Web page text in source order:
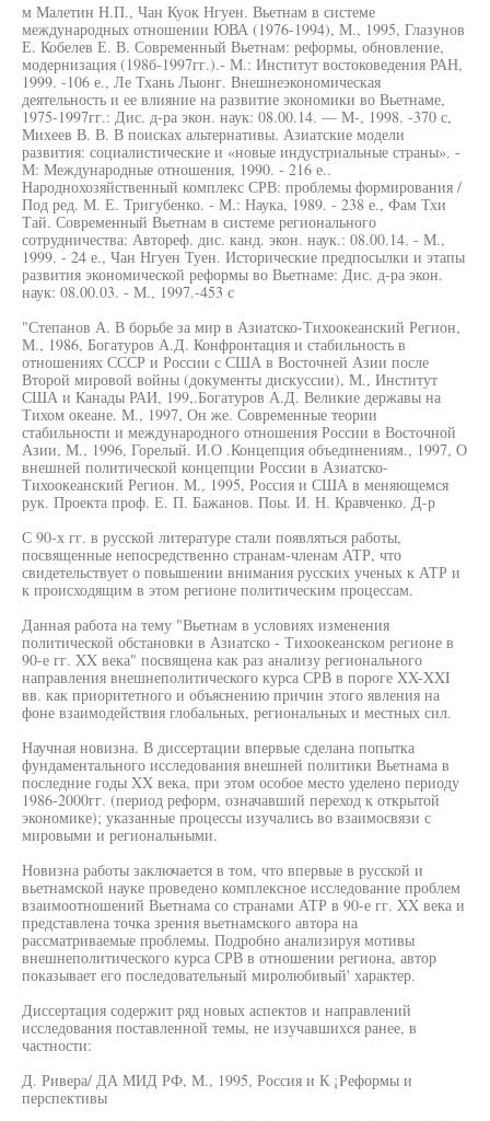
м Малетин Н.П., Чан Куок Нгуен. Вьетнам в системе
международных отношении ЮВА (1976-1994), М., 1995, Глазунов
Е. Кобелев Е. В. Современный Вьетнам: реформы, обновление,
модернизация (198б-1997гг.).- М.: Институт востоковедения РАН,
1999. -106 е., Ле Тхань Лыонг. Внешнеэкономическая
деятельность и ее влияние на развитие экономики во Вьетнаме,
1975-1997гг.: Дис. д-ра экон. наук: 08.00.14. — М-, 1998. -370 с,
Михеев В. В. В поисках альтернативы. Азиатские модели
развития: социалистические и «новые индустриальные страны». -
М: Международные отношения, 1990. - 216 е..
Народнохозяйственный комплекс СРВ: проблемы формирования /
Под ред. М. Е. Тригубенко. - М.: Наука, 1989. - 238 е., Фам Тхи
Тай. Современный Вьетнам в системе регионального
сотрудничества: Автореф. дис. канд. экон. наук.: 08.00.14. - М.,
1999. - 24 е., Чан Нгуен Туен. Исторические предпосылки и этапы
развития экономической реформы во Вьетнаме: Дис. д-ра экон.
наук: 08.00.03. - М., 1997.-453 с
"Степанов А. В борьбе за мир в Азиатско-Тихоокеанский Регион,
М., 1986, Богатуров А.Д. Конфронтация и стабильность в
отношениях СССР и России с США в Восточней Азии после
Второй мировой войны (документы дискуссии), М., Институт
США и Канады РАИ, 199,.Богатуров А.Д. Великие державы на
Тихом океане. М., 1997, Он же. Современные теории
стабильности и международного отношения России в Восточной
Азии, М., 1996, Горелый. И.О .Концепция объединениям., 1997, О
внешней политической концепции России в Азиатско-
Тихоокеанский Регион. М., 1995, Россия и США в меняющемся
рук. Проекта проф. Е. П. Бажанов. Поы. И. Н. Кравченко. Д-р
С 90-х гг. в русской литературе стали появляться работы,
посвященные непосредственно странам-членам АТР, что
свидетельствует о повышении внимания русских ученых к АТР и
к происходящим в этом регионе политическим процессам.
Данная работа на тему "Вьетнам в условиях изменения
политической обстановки в Азиатско - Тихоокеанском регионе в
90-е гг. XX века" посвящена как раз анализу регионального
направления внешнеполитического курса СРВ в пороге XX-XXI
вв. как приоритетного и объяснению причин этого явления на
фоне взаимодействия глобальных, региональных и местных сил.
Научная новизна. В диссертации впервые сделана попытка
фундаментального исследования внешней политики Вьетнама в
последние годы XX века, при этом особое место уделено периоду
1986-2000гг. (период реформ, означавший переход к открытой
экономике); указанные процессы изучались во взаимосвязи с
мировыми и региональными.
Новизна работы заключается в том, что впервые в русской и
вьетнамской науке проведено комплексное исследование проблем
взаимоотношений Вьетнама со странами АТР в 90-е гг. XX века и
представлена точка зрения вьетнамского автора на
рассматриваемые проблемы. Подробно анализируя мотивы
внешнеполитического курса СРВ в отношении региона, автор
показывает его последовательный миролюбивый' характер.
Диссертация содержит ряд новых аспектов и направлений
исследования поставленной темы, не изучавшихся ранее, в
частности:
Д. Ривера/ ДА МИД РФ, М., 1995, Россия и К ¡Реформы и
перспективы